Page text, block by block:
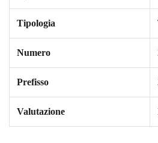
Tipologia
Numero
Prefisso
Valutazione